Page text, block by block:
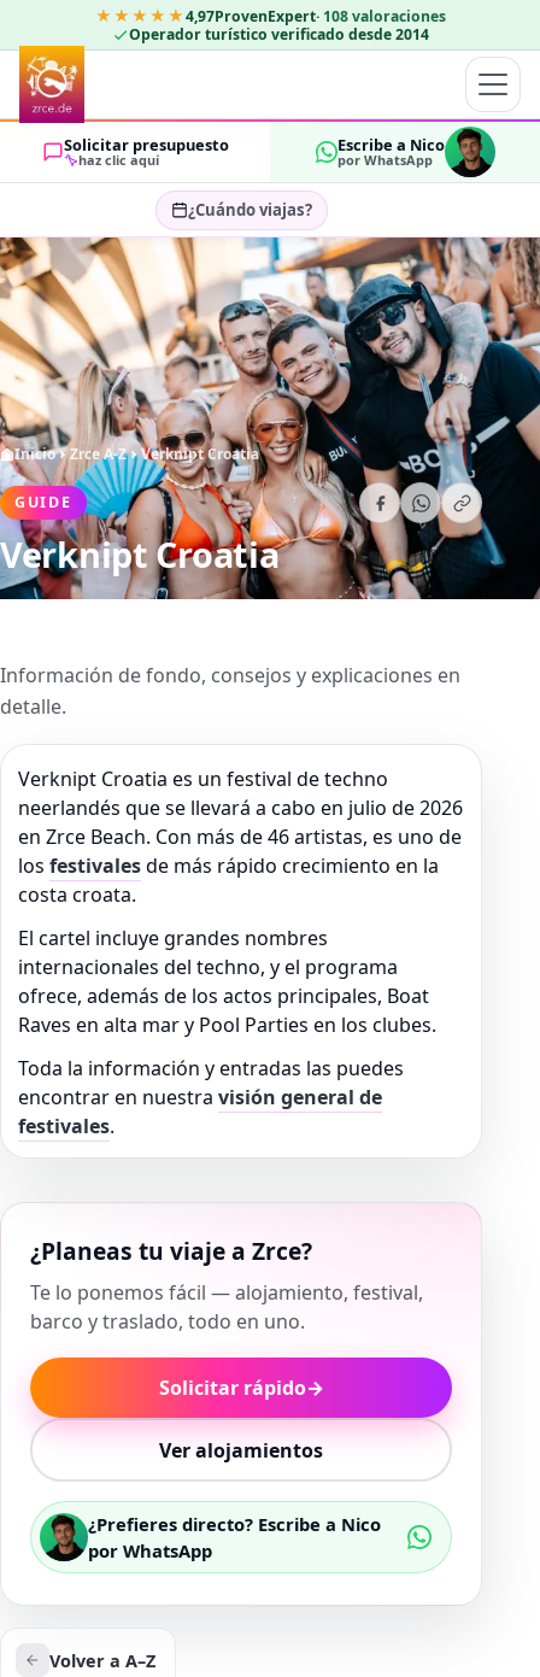
★★★★★4,97ProvenExpert· 108 valoraciones
Operador turístico verificado desde 2014
Solicitar presupuesto
haz clic aquí
Escribe a Nico
por WhatsApp
¿Cuándo viajas?
Seleccionar fechas…
HUÉSPEDES
2 OK
Inicio Zrce A-Z Verknipt Croatia
GUIDE
Verknipt Croatia
Información de fondo, consejos y explicaciones en
detalle.
Verknipt Croatia es un festival de techno
neerlandés que se llevará a cabo en julio de 2026
en Zrce Beach. Con más de 46 artistas, es uno de
los festivalesde más rápido crecimiento en la
costa croata.
El cartel incluye grandes nombres
internacionales del techno, y el programa
ofrece, además de los actos principales, Boat
Raves en alta mar y Pool Parties en los clubes.
Toda la información y entradas las puedes
encontrar en nuestra visión general de
festivales.
¿Planeas tu viaje a Zrce?
Te lo ponemos fácil — alojamiento, festival,
barco y traslado, todo en uno.
Solicitar rápido→
Ver alojamientos
¿Prefieres directo? Escribe a Nico
por WhatsApp
Volver a A–Z